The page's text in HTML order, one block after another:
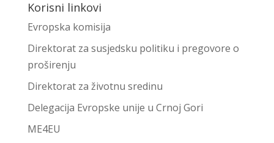
Korisni linkovi
Evropska komisija
Direktorat za susjedsku politiku i pregovore o
proširenju
Direktorat za životnu sredinu
Delegacija Evropske unije u Crnoj Gori
ME4EU